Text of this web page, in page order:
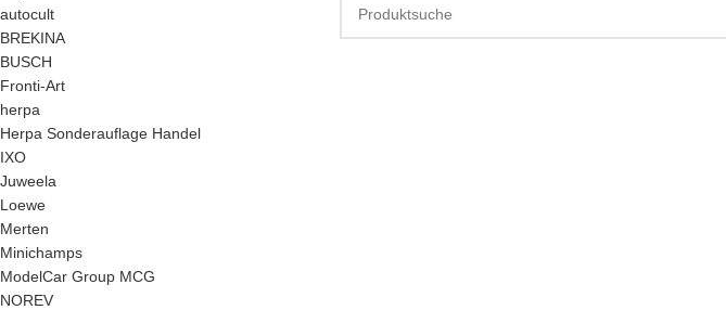
autocult
BREKINA
BUSCH
Fronti-Art
herpa
Herpa Sonderauflage Handel
IXO
Juweela
Loewe
Merten
Minichamps
ModelCar Group MCG
NOREV